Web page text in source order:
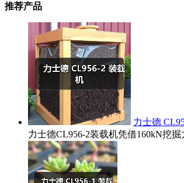
推荐产品
力士德
力士德CL956-2装载机凭借160kN挖